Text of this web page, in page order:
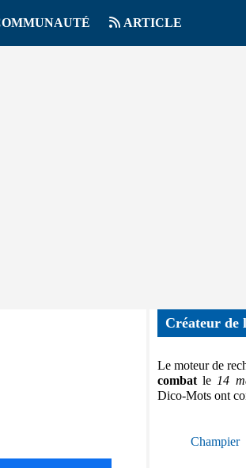
ARTICLE
Créateur de
Le moteur de
combatle 14
Dico-Mots ont
Champier